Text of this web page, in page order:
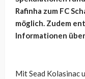
Rafinha zum FC
möglich. Zudem
Informationen
Mit Sead Kolasinac